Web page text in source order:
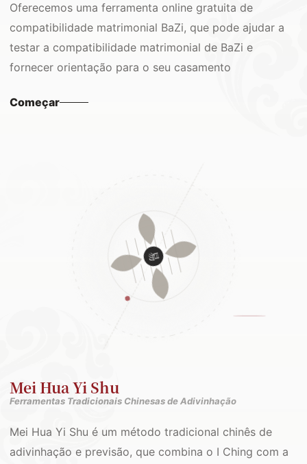
Oferecemos uma ferramenta online gratuita de
compatibilidade matrimonial BaZi, que pode ajudar a
testar a compatibilidade matrimonial de BaZi e
fornecer orientação para o seu casamento
Começar
Mei Hua Yi Shu
Ferramentas Tradicionais Chinesas de Adivinhação
Mei Hua Yi Shu é um método tradicional chinês de
adivinhação e previsão, que combina o I Ching com a